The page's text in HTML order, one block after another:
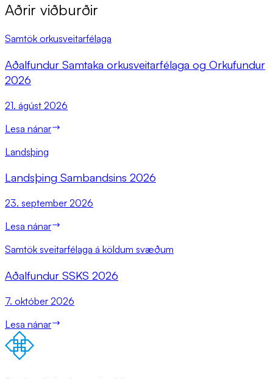
Aðrir viðburðir
Samtök orkusveitarfélaga
Að­al­fund­ur Sam­taka orku­sveit­ar­fé­laga og Orkufund­ur
2026
21. ágúst 2026
Lesa nánar
Landsþing
Lands­þing Sam­bands­ins 2026
23. september 2026
Lesa nánar
Samtök sveitarfélaga á köldum svæðum
Að­al­fund­ur SSKS 2026
7. október 2026
Lesa nánar